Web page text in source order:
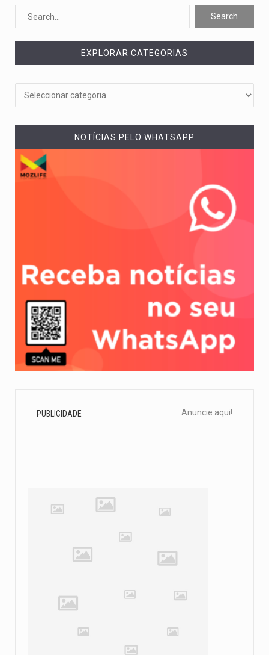
A cidade de Bunia, capital da província de Ituri, tornou-se…
O Senado dos Estados Unidos aprovou, no dia 7 de…
EXPLORAR CATEGORIAS
NOTÍCIAS PELO WHATSAPP
PUBLICIDADE Anuncie aqui!